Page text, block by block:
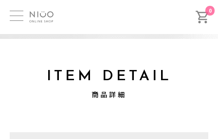
0
ITEM DETAIL
商品詳細